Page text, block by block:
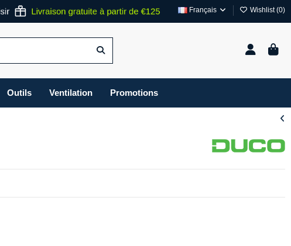
Français Wishlist (0)
Outils Ventilation Promotions